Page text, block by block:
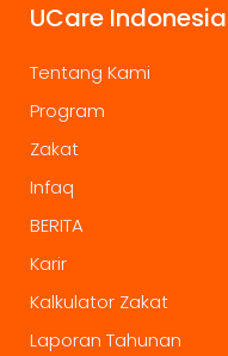
UCare Indonesia
Tentang Kami
Program
Zakat
Infaq
BERITA
Karir
Kalkulator Zakat
Laporan Tahunan